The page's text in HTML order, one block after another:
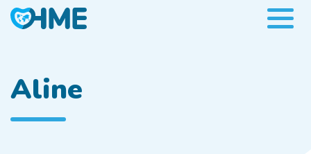
Aline